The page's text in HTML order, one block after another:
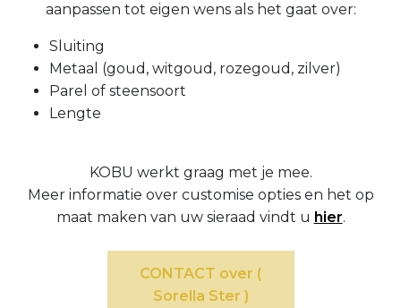
aanpassen tot eigen wens als het gaat over:
Sluiting
Metaal (goud, witgoud, rozegoud, zilver)
Parel of steensoort
Lengte
KOBU werkt graag met je mee.
Meer informatie over customise opties en het op
maat maken van uw sieraad vindt u hier.
CONTACT over (
Sorella Ster )